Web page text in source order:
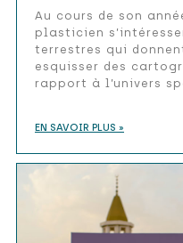
Au cours de son
plasticien
terrestres qui
esquisser des
rapport à l’univers
EN SAVOIR PLUS »